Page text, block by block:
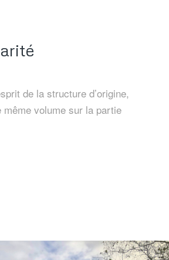
de la structure d’origine,
même volume sur la partie